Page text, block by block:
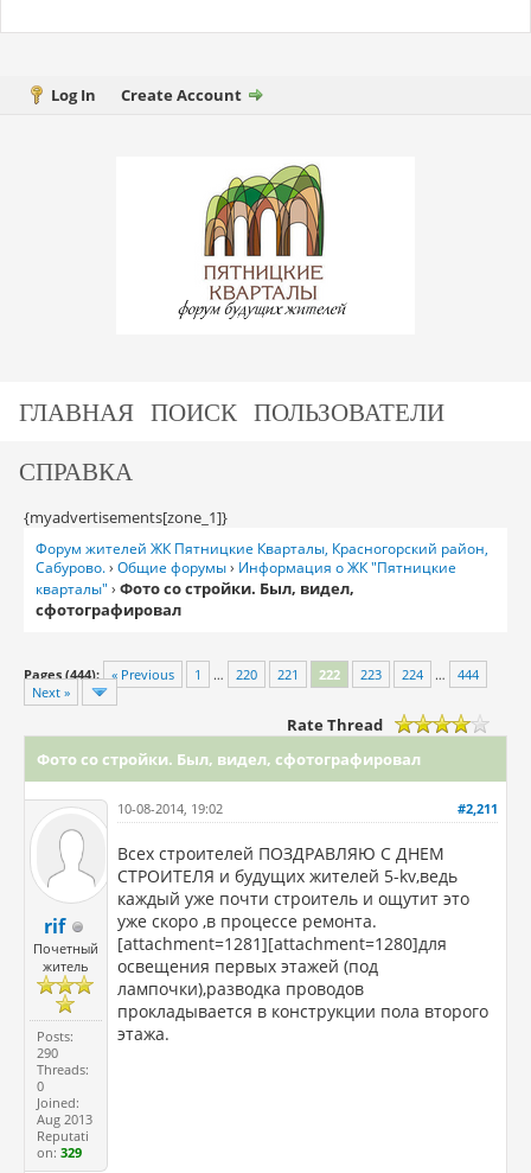
Log In Create Account
ГЛАВНАЯ ПОИСК ПОЛЬЗОВАТЕЛИ
СПРАВКА
{myadvertisements[zone_1]}
Форум жителей ЖК Пятницкие Кварталы, Красногорский район,
Сабурово.› Общие форумы› Информация о ЖК "Пятницкие
кварталы" › Фото со стройки. Был, видел,
сфотографировал
Pages (444): « Previous 1 … 220 221 222 223 224 …
444
Next »
Rate Thread
Фото со стройки. Был, видел, сфотографировал
rif
Почетный
житель
Posts:
290
Threads:
0
Joined:
Aug 2013
Reputati
on:329
#2,211
10-08-2014, 19:02
Всех строителей ПОЗДРАВЛЯЮ С ДНЕМ
СТРОИТЕЛЯ и будущих жителей 5-kv,ведь
каждый уже почти строитель и ощутит это
уже скоро ,в процессе ремонта.
[attachment=1281][attachment=1280]для
освещения первых этажей (под
лампочки),разводка проводов
прокладывается в конструкции пола второго
этажа.